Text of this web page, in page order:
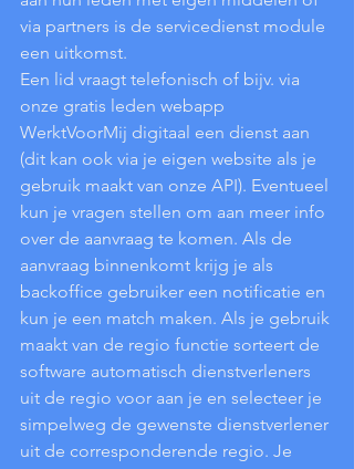
via partners is de servicedienst module
een uitkomst.
Een lid vraagt telefonisch of bijv. via
onze gratis leden webapp
WerktVoorMij digitaal een dienst aan
(dit kan ook via je eigen website als je
gebruik maakt van onze API). Eventueel
kun je vragen stellen om aan meer info
over de aanvraag te komen. Als de
aanvraag binnenkomt krijg je als
backoffice gebruiker een notificatie en
kun je een match maken. Als je gebruik
maakt van de regio functie sorteert de
software automatisch dienstverleners
uit de regio voor aan je en selecteer je
simpelweg de gewenste dienstverlener
uit de corresponderende regio. Je